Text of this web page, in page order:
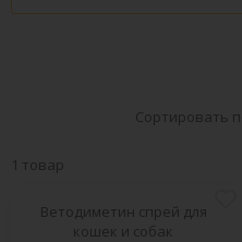
Сортировать
1 товар
Ветодиметин спрей для
кошек и собак